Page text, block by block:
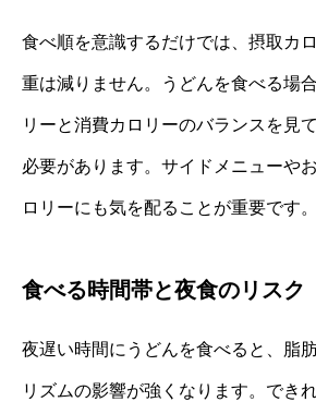
食べ順を意識するだけでは、摂取カ
重は減りません。うどんを食べる場
リーと消費カロリーのバランスを見
必要があります。サイドメニューや
ロリーにも気を配ることが重要です。
食べる時間帯と夜食のリスク
夜遅い時間にうどんを食べると、脂
リズムの影響が強くなります。でき